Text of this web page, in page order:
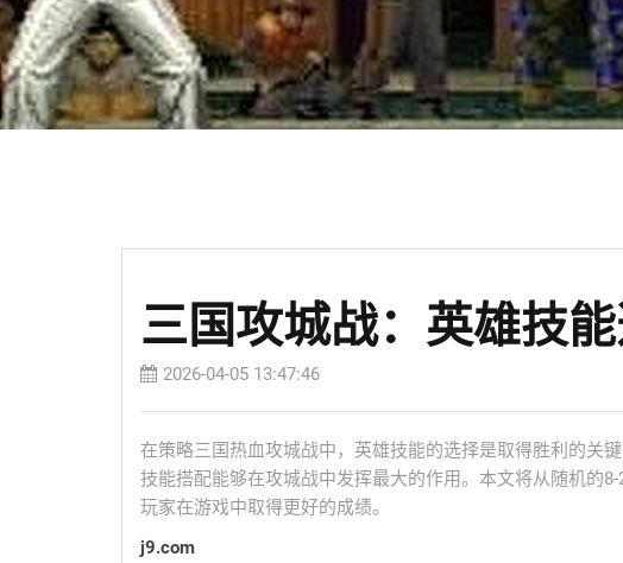
三国攻城战：英雄技
2026-04-05 13:47:46
在策略三国热血攻城战中，英雄技能的选择是取得胜利的关
技能搭配能够在攻城战中发挥最大的作用。本文将从随机的
玩家在游戏中取得更好的成绩。
j9.com